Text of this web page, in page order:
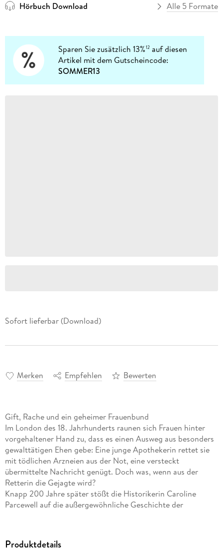
Hörbuch Download Alle 5 Formate
Sparen Sie zusätzlich 13%12 auf diesen
Artikel mit dem Gutscheincode:
SOMMER13
Sofort lieferbar (Download)
Merken Empfehlen Bewerten
Gift, Rache und ein geheimer Frauenbund
Im London des 18. Jahrhunderts raunen sich Frauen hinter
vorgehaltener Hand zu, dass es einen Ausweg aus besonders
gewalttätigen Ehen gebe: Eine junge Apothekerin rettet sie
mit tödlichen Arzneien aus der Not, eine versteckt
übermittelte Nachricht genügt. Doch was, wenn aus der
Retterin die Gejagte wird?
Knapp 200 Jahre später stößt die Historikerin Caroline
Parcewell auf die außergewöhnliche Geschichte der
mehr dasselbe sein
Produktdetails